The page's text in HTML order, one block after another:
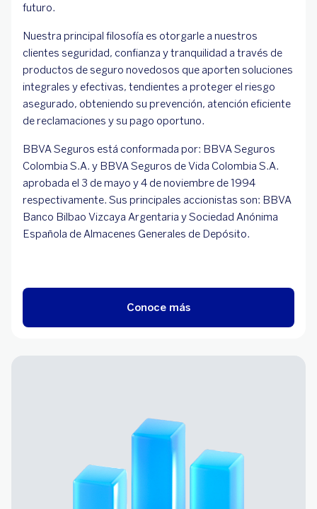
futuro.
Nuestra principal filosofía es otorgarle a nuestros
clientes seguridad, confianza y tranquilidad a través de
productos de seguro novedosos que aporten soluciones
integrales y efectivas, tendientes a proteger el riesgo
asegurado, obteniendo su prevención, atención eficiente
de reclamaciones y su pago oportuno.
BBVA Seguros está conformada por: BBVA Seguros
Colombia S.A. y BBVA Seguros de Vida Colombia S.A.
aprobada el 3 de mayo y 4 de noviembre de 1994
respectivamente. Sus principales accionistas son: BBVA
Banco Bilbao Vizcaya Argentaria y Sociedad Anónima
Española de Almacenes Generales de Depósito.
Conoce más